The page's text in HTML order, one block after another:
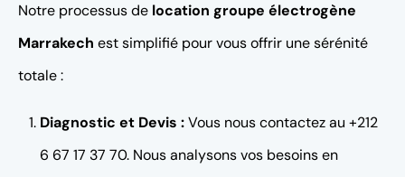
Notre processus de location groupe électrogène
Marrakech est simplifié pour vous offrir une sérénité
totale :
Diagnostic et Devis :Vous nous contactez au +212
6 67 17 37 70. Nous analysons vos besoins en